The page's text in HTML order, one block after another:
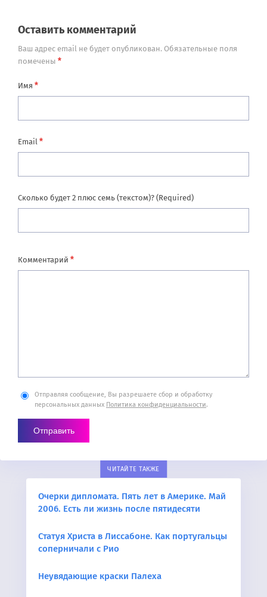
Оставить комментарий
Ваш адрес email не будет опубликован. Обязательные поля
помечены *
Имя *
Email *
Сколько будет 2 плюс семь (текстом)? (Required)
Комментарий *
Отправляя сообщение, Вы разрешаете сбор и обработку
персональных данных Политика конфиденциальности.
ЧИТАЙТЕ ТАКЖЕ
Очерки дипломата. Пять лет в Америке. Май
2006. Есть ли жизнь после пятидесяти
Статуя Христа в Лиссабоне. Как португальцы
соперничали с Рио
Неувядающие краски Палеха